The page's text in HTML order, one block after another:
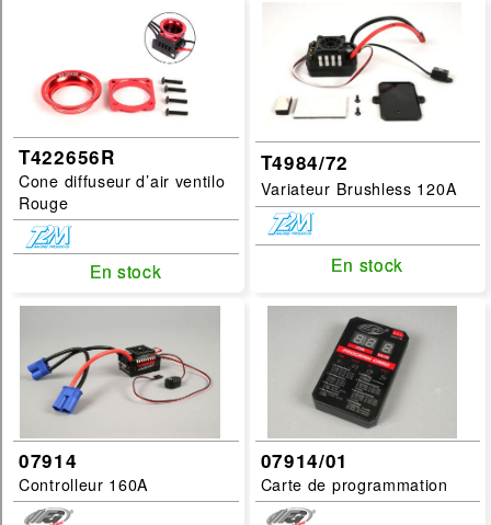
T422656R
Cone diffuseur d’air ventilo
Rouge
En stock
En stock
T4984/72
Variateur Brushless 120A
En stock
En stock
07914
Controlleur 160A
07914/01
Carte de programmation